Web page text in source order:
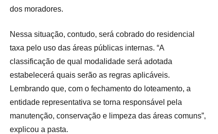
dos moradores.
Nessa situação, contudo, será cobrado do residencial
taxa pelo uso das áreas públicas internas. “A
classificação de qual modalidade será adotada
estabelecerá quais serão as regras aplicáveis.
Lembrando que, com o fechamento do loteamento, a
entidade representativa se torna responsável pela
manutenção, conservação e limpeza das áreas comuns”,
explicou a pasta.